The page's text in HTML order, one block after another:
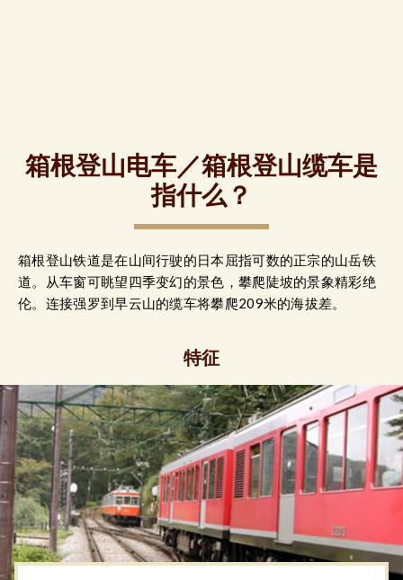
箱根登山电车／箱根登山缆车是
指什么？
箱根登山铁道是在山间行驶的日本屈指可数的正宗的山岳铁
道。从车窗可眺望四季变幻的景色，攀爬陡坡的景象精彩绝
伦。连接强罗到早云山的缆车将攀爬209米的海拔差。
特征